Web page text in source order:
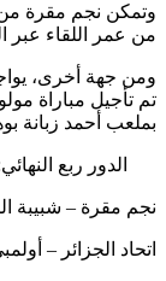
من عمر اللقاء عبر
ومن جهة أخرى،
تم تأجيل مباراة
بملعب أحمد زبانة
الدور ربع
نجم مقرة –
اتحاد الجزائر –